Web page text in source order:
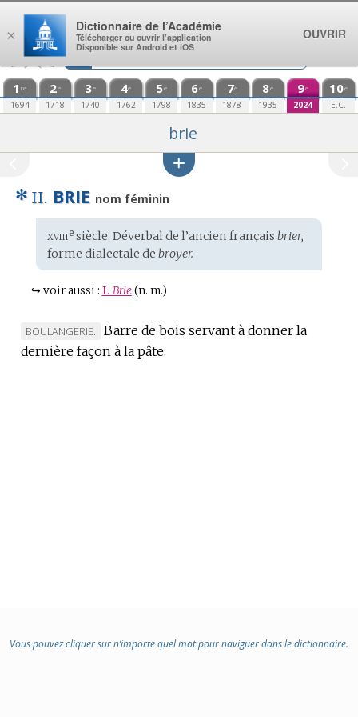
Aller au contenu
1 re
1694
2e
1718
3e
1740
4e
1762
5e
1798
6e
1835
7e
1878
8e
1935
9e
2024
10e
E.C.
brie
✻ II. BRIE nom féminin
Étymologie
:
xviiiesiècle. Déverbal de l’ancien français brier,
forme dialectale de broyer.
↪ voir aussi : I. Brie (n. m.)
MARQUE
DE
BOULANGERIE.
Barre de bois servant à donner la
dernière façon à la pâte.
Vous pouvez cliquer sur n’importe quel mot pour naviguer dans le dictionnaire.
×
Dictionnaire de l’Académie
Télécharger ou ouvrir l’application
Disponible sur Android et iOS
OUVRIR